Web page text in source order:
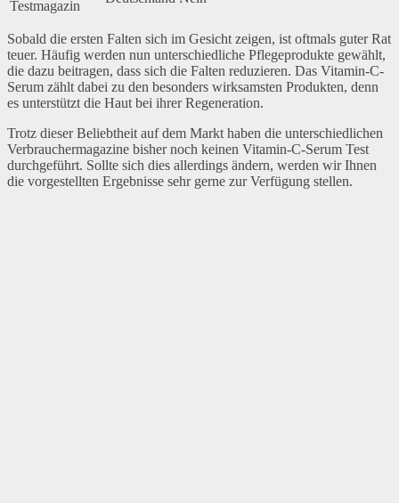
Testmagazin
Sobald die ersten Falten sich im Gesicht zeigen, ist oftmals guter Rat
teuer. Häufig werden nun unterschiedliche Pflegeprodukte gewählt,
die dazu beitragen, dass sich die Falten reduzieren. Das Vitamin-C-
Serum zählt dabei zu den besonders wirksamsten Produkten, denn
es unterstützt die Haut bei ihrer Regeneration.
Trotz dieser Beliebtheit auf dem Markt haben die unterschiedlichen
Verbrauchermagazine bisher noch keinen Vitamin-C-Serum Test
durchgeführt. Sollte sich dies allerdings ändern, werden wir Ihnen
die vorgestellten Ergebnisse sehr gerne zur Verfügung stellen.